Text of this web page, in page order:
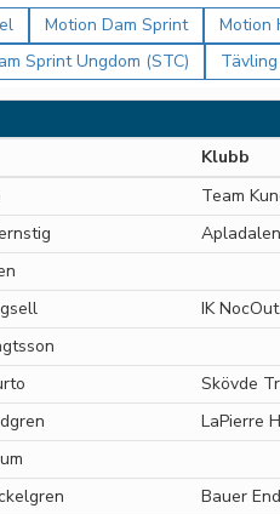
Motion Dam Sprint Motion
Sprint Ungdom (STC)
Klubb
Team
IK
Skövde
LaPierre
Bauer